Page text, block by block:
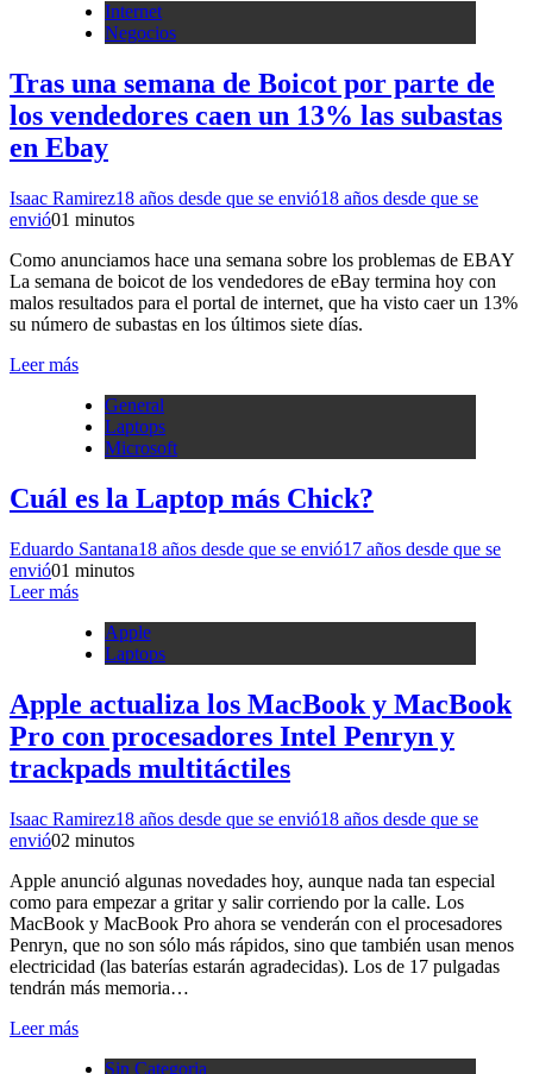
Internet
Negocios
Tras una semana de Boicot por parte de
los vendedores caen un 13% las subastas
en Ebay
Isaac Ramirez18 años desde que se envió18 años desde que se
envió01 minutos
Como anunciamos hace una semana sobre los problemas de EBAY
La semana de boicot de los vendedores de eBay termina hoy con
malos resultados para el portal de internet, que ha visto caer un 13%
su número de subastas en los últimos siete días.
Leer más
General
Laptops
Microsoft
Cuál es la Laptop más Chick?
Eduardo Santana18 años desde que se envió17 años desde que se
envió01 minutos
Leer más
Apple
Laptops
Apple actualiza los MacBook y MacBook
Pro con procesadores Intel Penryn y
trackpads multitáctiles
Isaac Ramirez18 años desde que se envió18 años desde que se
envió02 minutos
Apple anunció algunas novedades hoy, aunque nada tan especial
como para empezar a gritar y salir corriendo por la calle. Los
MacBook y MacBook Pro ahora se venderán con el procesadores
Penryn, que no son sólo más rápidos, sino que también usan menos
electricidad (las baterías estarán agradecidas). Los de 17 pulgadas
tendrán más memoria…
Leer más
Sin Categoria